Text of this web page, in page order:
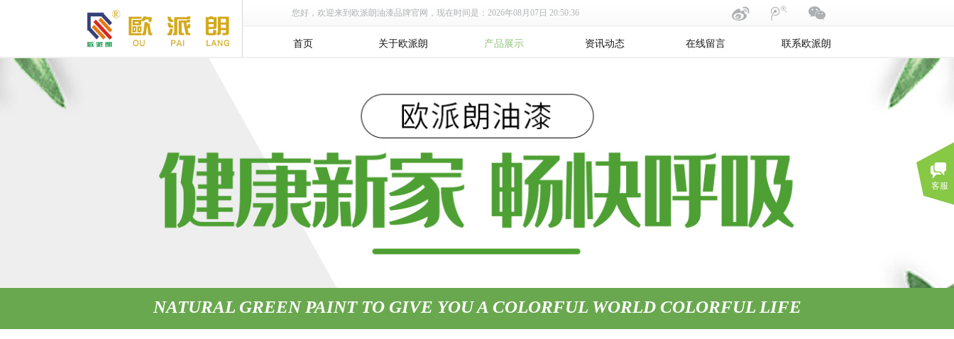
您好，欢迎来到欧派朗油漆品牌官网，现在时间是：2026年08月07日 20:50:36
首页 关于欧派朗 产品展示 资讯动态 在线留言 联系欧派朗
NATURAL GREEN PAINT TO GIVE YOU A COLORFUL WORLD COLORFUL LIFE
客服